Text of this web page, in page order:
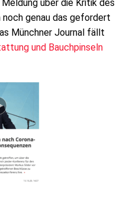
über die Kritik des
noch genau das gefordert
Münchner Journal fällt
und Bauchpinseln